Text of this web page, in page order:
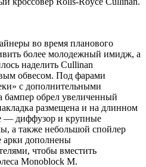
во время планового
более молодежный имидж, а
наделить Cullinan
обвесом. Под фарами
с дополнительными
бампер обрел увеличенный
размещена и на длинном
— диффузор и крупные
а также небольшой спойлер
арки дополнены
чтобы вместить
Monoblock M.